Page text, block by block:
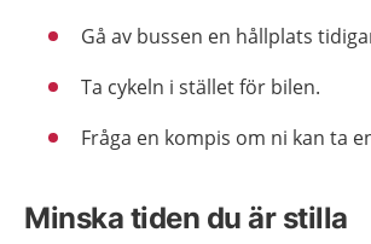
Gå av bussen en hållplats
Ta cykeln i stället för bilen.
Fråga en kompis om ni kan ta
Minska tiden du är stilla